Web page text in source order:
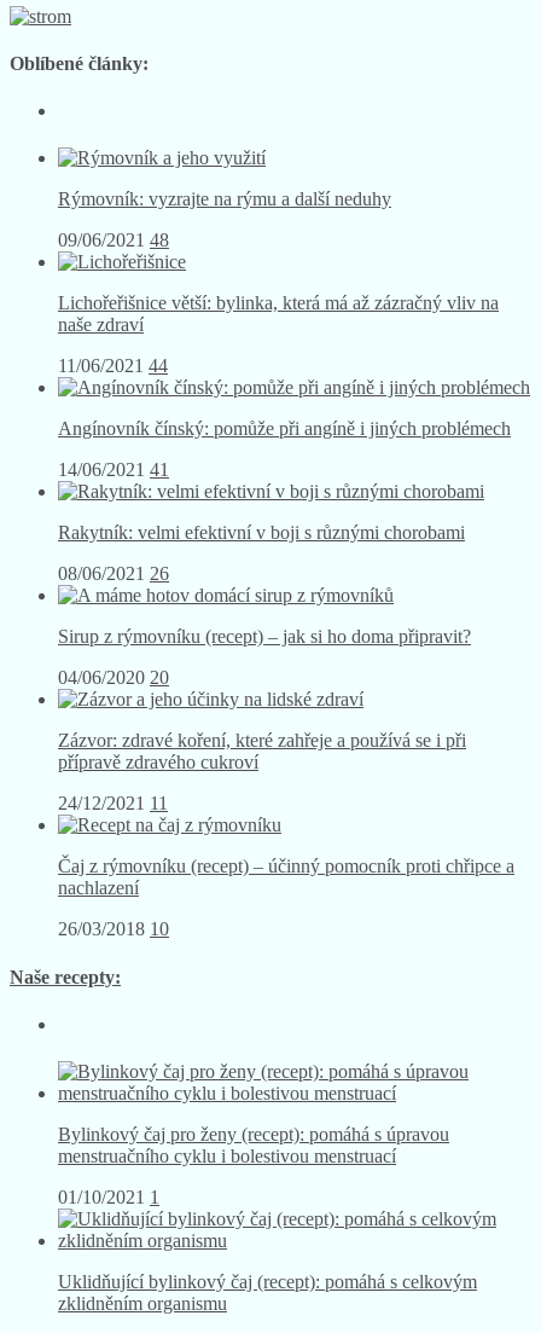
Oblíbené články:
Rýmovník: vyzrajte na rýmu a další neduhy
09/06/2021 48
Lichořeřišnice větší: bylinka, která má až zázračný vliv na
naše zdraví
11/06/2021 44
Angínovník čínský: pomůže při angíně i jiných problémech
14/06/2021 41
Rakytník: velmi efektivní v boji s různými chorobami
08/06/2021 26
Sirup z rýmovníku (recept) – jak si ho doma připravit?
04/06/2020 20
Zázvor: zdravé koření, které zahřeje a používá se i při
přípravě zdravého cukroví
24/12/2021 11
Čaj z rýmovníku (recept) – účinný pomocník proti chřipce a
nachlazení
26/03/2018 10
Naše recepty:
Bylinkový čaj pro ženy (recept): pomáhá s úpravou
menstruačního cyklu i bolestivou menstruací
01/10/2021 1
Uklidňující bylinkový čaj (recept): pomáhá s celkovým
zklidněním organismu